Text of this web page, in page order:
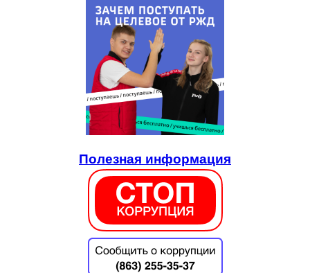
Полезная информация